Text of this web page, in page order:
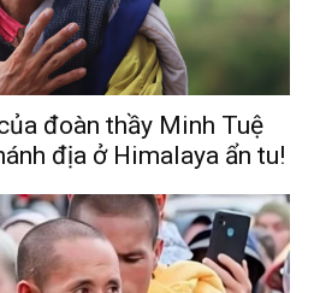
đoàn thầy Minh Tuệ
địa ở Himalaya ẩn tu!